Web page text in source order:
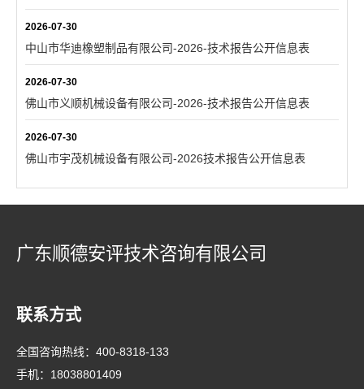
2026-07-30
中山市华迪橡塑制品有限公司-2026-技术报告公开信息表
2026-07-30
佛山市义顺机械设备有限公司-2026-技术报告公开信息表
2026-07-30
佛山市宇茂机械设备有限公司-2026技术报告公开信息表
广东顺德安评技术咨询有限公司
联系方式
全国咨询热线： 400-8318-133
手机： 18038801409